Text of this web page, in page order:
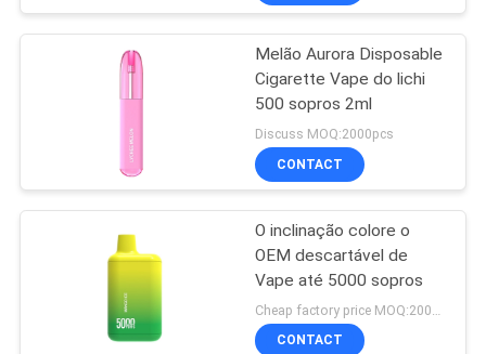
Cigarro eletrônico
recarregável
11
Cigarro Flavored de
39
Melão Aurora Disposable
Cigarette Vape do lichi
500 sopros 2ml
Discuss MOQ:2000pcs
CONTACT
O inclinação colore o
OEM descartável de
Vape até 5000 sopros
CONTACT